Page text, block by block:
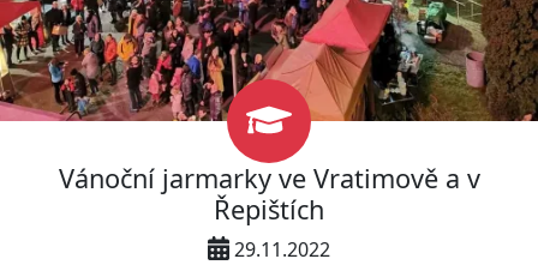
Vánoční jarmarky ve Vratimově a v
Řepištích
29.11.2022